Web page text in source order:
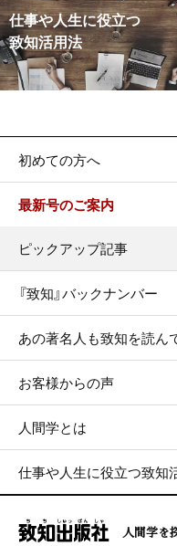
仕事や人生に役立つ
致知活用法
初めての方へ
最新号のご案内
ピックアップ記事
『致知』バックナンバー
あの著名人も致知を読ん
お客様からの声
人間学とは
仕事や人生に役立つ致知
人間学を